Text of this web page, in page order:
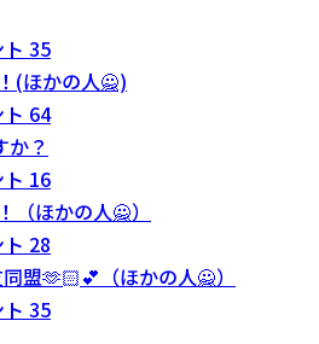
35
(ほかの人🙅)
64
か？
16
（ほかの人🙅）
28
盟‪🫶🏻‬💕︎︎（ほかの人🙅）
35